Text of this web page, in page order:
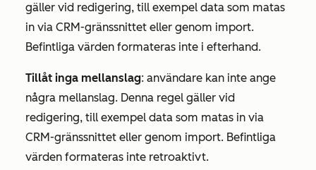
gäller vid redigering, till exempel data som matas
in via CRM-gränssnittet eller genom import.
Befintliga värden formateras inte i efterhand.
Tillåt inga mellanslag: användare kan inte ange
några mellanslag. Denna regel gäller vid
redigering, till exempel data som matas in via
CRM-gränssnittet eller genom import. Befintliga
värden formateras inte retroaktivt.